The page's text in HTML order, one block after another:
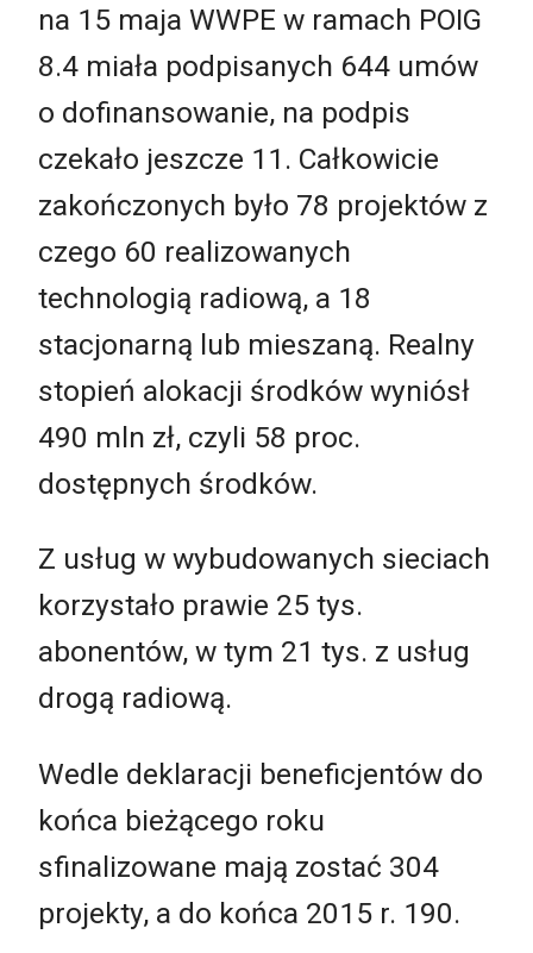
na 15 maja WWPE w ramach POIG
8.4 miała podpisanych 644 umów
o dofinansowanie, na podpis
czekało jeszcze 11. Całkowicie
zakończonych było 78 projektów z
czego 60 realizowanych
technologią radiową, a 18
stacjonarną lub mieszaną. Realny
stopień alokacji środków wyniósł
490 mln zł, czyli 58 proc.
dostępnych środków.
Z usług w wybudowanych sieciach
korzystało prawie 25 tys.
abonentów, w tym 21 tys. z usług
drogą radiową.
Wedle deklaracji beneficjentów do
końca bieżącego roku
sfinalizowane mają zostać 304
projekty, a do końca 2015 r. 190.